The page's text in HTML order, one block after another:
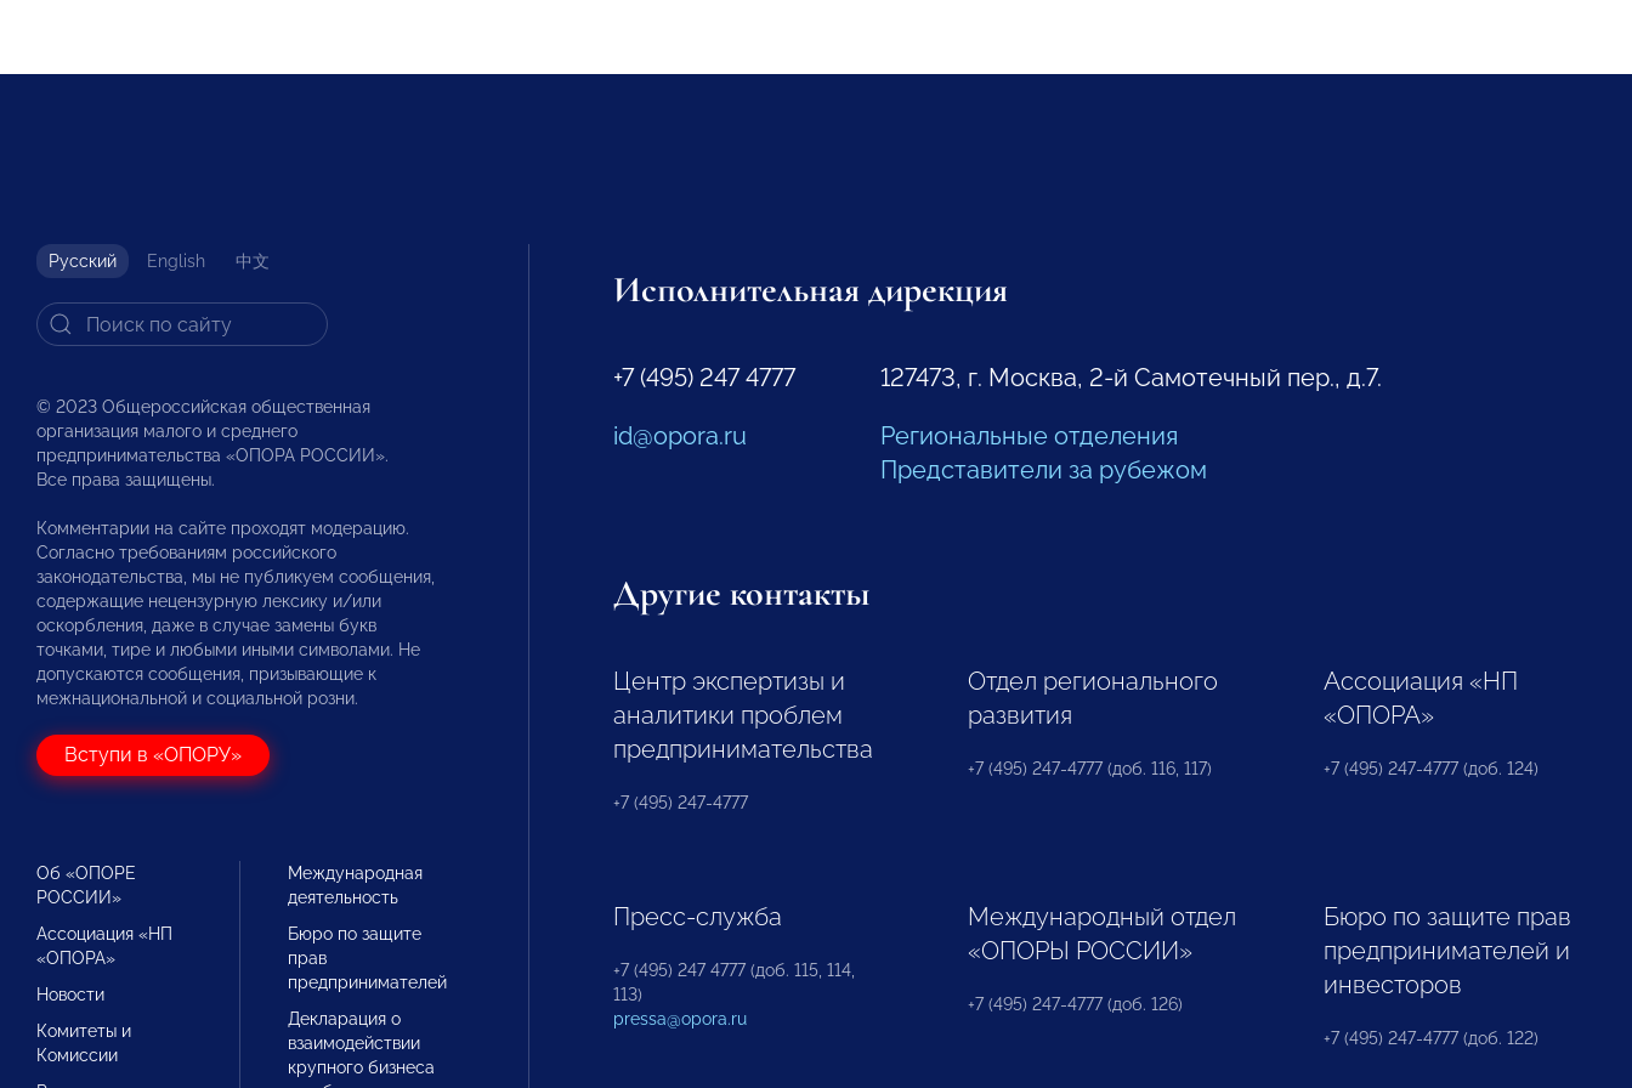
Русский English 中文
© 2023 Общероссийская общественная
организация малого и среднего
предпринимательства «ОПОРА РОССИИ».
Все права защищены.
Комментарии на сайте проходят модерацию.
Согласно требованиям российского
законодательства, мы не публикуем сообщения,
содержащие нецензурную лексику и/или
оскорбления, даже в случае замены букв
точками, тире и любыми иными символами. Не
допускаются сообщения, призывающие к
межнациональной и социальной розни.
Вступи в «ОПОРУ»
Об «ОПОРЕ
РОССИИ»
Ассоциация «НП
«ОПОРА»
Новости
Комитеты и
Комиссии
Международная
деятельность
Бюро по защите
прав
предпринимателей
Декларация о
взаимодействии
крупного бизнеса
Исполнительная дирекция
+7 (495) 247 4777
id@opora.ru
127473, г. Москва, 2-й Самотечный пер., д.7.
Региональные отделения
Представители за рубежом
Другие контакты
Центр экспертизы и
аналитики проблем
предпринимательства
+7 (495) 247-4777
Отдел регионального
развития
+7 (495) 247-4777 (доб. 116, 117)
Ассоциация «НП
«ОПОРА»
+7 (495) 247-4777 (доб. 124)
Пресс-служба
+7 (495) 247 4777 (доб. 115, 114,
113)
pressa@opora.ru
Международный отдел
«ОПОРЫ РОССИИ»
+7 (495) 247-4777 (доб. 126)
Бюро по защите прав
предпринимателей и
инвесторов
+7 (495) 247-4777 (доб. 122)